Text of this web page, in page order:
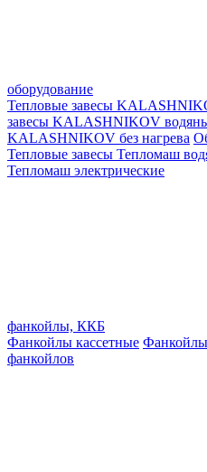
оборудование
Тепловые завесы
завесы KALASHNIKOV
KALASHNIKOV без нагрева
Тепловые завесы Тепломаш
Тепломаш электрические
фанкойлы, ККБ
Фанкойлы кассетные
фанкойлов